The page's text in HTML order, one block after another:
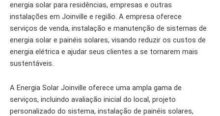
energia solar para residências, empresas e outras
instalações em Joinville e região. A empresa oferece
serviços de venda, instalação e manutenção de sistemas de
energia solar e painéis solares, visando reduzir os custos de
energia elétrica e ajudar seus clientes a se tornarem mais
sustentáveis.
A Energia Solar Joinville oferece uma ampla gama de
serviços, incluindo avaliação inicial do local, projeto
personalizado do sistema, instalação de painéis solares,